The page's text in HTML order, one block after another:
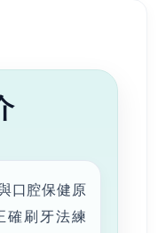
口腔保健原
確刷牙法練